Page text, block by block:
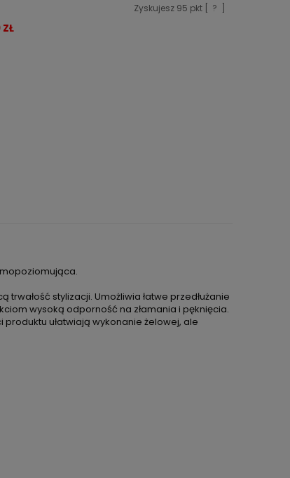
Zyskujesz 95 pkt [ ?
ZŁ
stylizacji. Umożliwia łatwe przedłużanie
wysoką odporność na złamania i pęknięcia.
ułatwiają wykonanie żelowej, ale